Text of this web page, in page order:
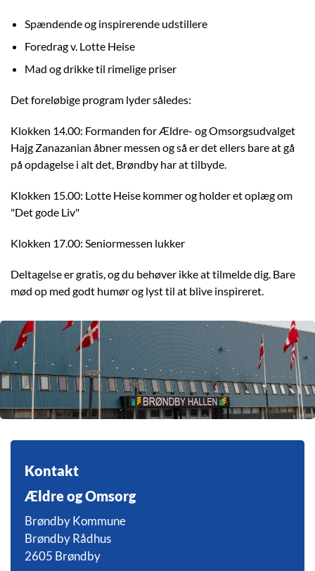
Spændende og inspirerende udstillere
Foredrag v. Lotte Heise
Mad og drikke til rimelige priser
Det foreløbige program lyder således:
Klokken 14.00: Formanden for Ældre- og Omsorgsudvalget
Hajg Zanazanian åbner messen og så er det ellers bare at gå
på opdagelse i alt det, Brøndby har at tilbyde.
Klokken 15.00: Lotte Heise kommer og holder et oplæg om
"Det gode Liv"
Klokken 17.00: Seniormessen lukker
Deltagelse er gratis, og du behøver ikke at tilmelde dig. Bare
mød op med godt humør og lyst til at blive inspireret.
Kontakt
Ældre og Omsorg
Brøndby Kommune
Brøndby Rådhus
2605 Brøndby